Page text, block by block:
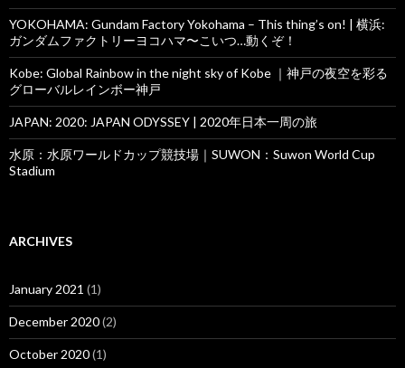
YOKOHAMA: Gundam Factory Yokohama – This thing’s on! | 横浜:
ガンダムファクトリーヨコハマ〜こいつ…動くぞ！
Kobe: Global Rainbow in the night sky of Kobe ｜神戸の夜空を彩る
グローバルレインボー神戸
JAPAN: 2020: JAPAN ODYSSEY | 2020年日本一周の旅
水原：水原ワールドカップ競技場｜SUWON：Suwon World Cup
Stadium
ARCHIVES
January 2021 (1)
December 2020(2)
October 2020(1)